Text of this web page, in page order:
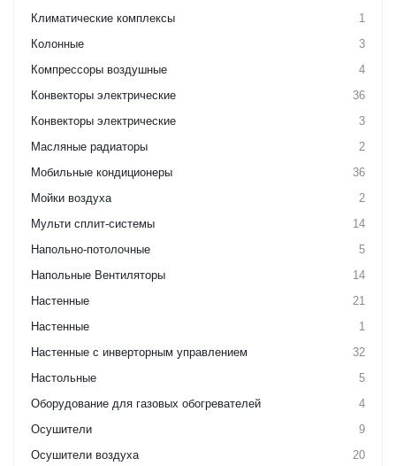
Климатические комплексы
1
Колонные
3
Компрессоры воздушные
4
Конвекторы электрические
36
Конвекторы электрические
3
Масляные радиаторы
2
Мобильные кондиционеры
36
Мойки воздуха
2
Мульти сплит-системы
14
Напольно-потолочные
5
Напольные Вентиляторы
14
Настенные
21
Настенные
1
Настенные с инверторным управлением
32
Настольные
5
Оборудование для газовых обогревателей
4
Осушители
9
Осушители воздуха
20